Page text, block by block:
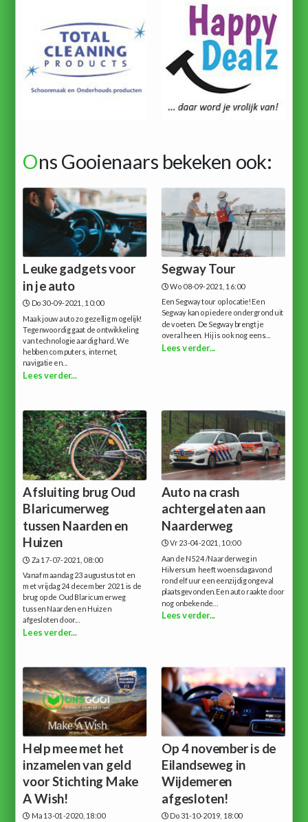
Ons Gooienaars bekeken ook:
Leuke gadgets voor
in je auto
Do 30-09-2021, 10:00
Maak jouw auto zo gezellig mogelijk!
Tegenwoordig gaat de ontwikkeling
van technologie aardig hard. We
hebben computers, internet,
navigatie en...
Lees verder...
Segway Tour
Wo 08-09-2021, 16:00
Een Segway tour op locatie!Een
Segway kan op iedere ondergrond uit
de voeten. De Segway brengt je
overal heen. Hij is ook nog eens...
Lees verder...
Afsluiting brug Oud
Blaricumerweg
tussen Naarden en
Huizen
Za 17-07-2021, 08:00
Vanaf maandag 23 augustus tot en
met vrijdag 24 december 2021 is de
brug op de Oud Blaricumerweg
tussen Naarden en Huizen
afgesloten door...
Lees verder...
Auto na crash
achtergelaten aan
Naarderweg
Vr 23-04-2021, 10:00
Aan de N524 /Naarderweg in
Hilversum heeft woensdagavond
rond elf uur een eenzijdig ongeval
plaatsgevonden.Een auto raakte door
nog onbekende...
Lees verder...
Help mee met het
inzamelen van geld
voor Stichting Make
A Wish!
Ma 13-01-2020, 18:00
Op 4 november is de
Eilandseweg in
Wijdemeren
afgesloten!
Do 31-10-2019, 18:00